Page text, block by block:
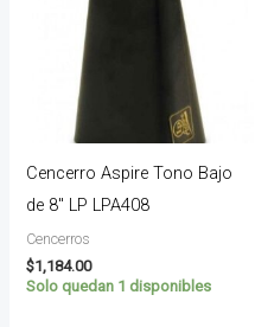
Cencerro Aspire Tono Bajo
de 8″ LP LPA408
Cencerros
$1,184.00
Solo quedan 1 disponibles